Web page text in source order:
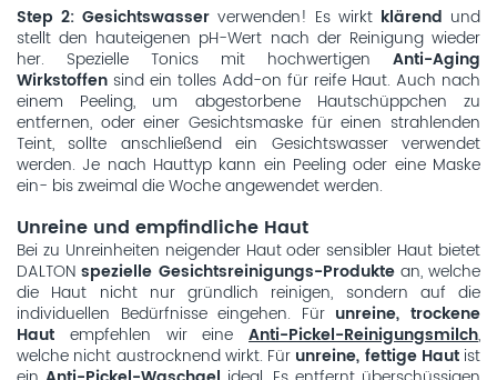
Step 2: Gesichtswasser verwenden! Es wirkt klärend und
stellt den hauteigenen pH-Wert nach der Reinigung wieder
her. Spezielle Tonics mit hochwertigen Anti-Aging
Wirkstoffen sind ein tolles Add-on für reife Haut. Auch nach
einem Peeling, um abgestorbene Hautschüppchen zu
entfernen, oder einer Gesichtsmaske für einen strahlenden
Teint, sollte anschließend ein Gesichtswasser verwendet
werden. Je nach Hauttyp kann ein Peeling oder eine Maske
ein- bis zweimal die Woche angewendet werden.
Unreine und empfindliche Haut
Bei zu Unreinheiten neigender Haut oder sensibler Haut bietet
DALTONspezielle Gesichtsreinigungs-Produktean, welche
die Haut nicht nur gründlich reinigen, sondern auf die
individuellen Bedürfnisse eingehen. Für unreine, trockene
Haut empfehlen wir eine Anti-Pickel-Reinigungsmilch,
welche nicht austrocknend wirkt. Für unreine, fettige Hautist